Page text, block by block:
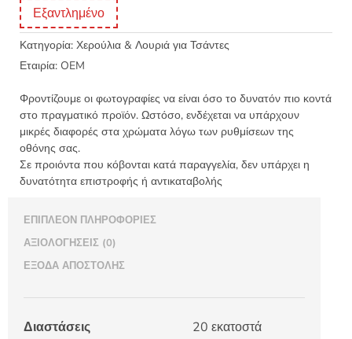
Εξαντλημένο
Κατηγορία: Χερούλια & Λουριά για Τσάντες
Εταιρία: OEM
Φροντίζουμε οι φωτογραφίες να είναι όσο το δυνατόν πιο κοντά
στο πραγματικό προϊόν. Ωστόσο, ενδέχεται να υπάρχουν
μικρές διαφορές στα χρώματα λόγω των ρυθμίσεων της
οθόνης σας.
Σε προιόντα που κόβονται κατά παραγγελία, δεν υπάρχει η
δυνατότητα επιστροφής ή αντικαταβολής
ΕΠΙΠΛΈΟΝ ΠΛΗΡΟΦΟΡΊΕΣ
ΑΞΙΟΛΟΓΉΣΕΙΣ (0)
ΈΞΟΔΑ ΑΠΟΣΤΟΛΉΣ
Διαστάσεις
20 εκατοστά